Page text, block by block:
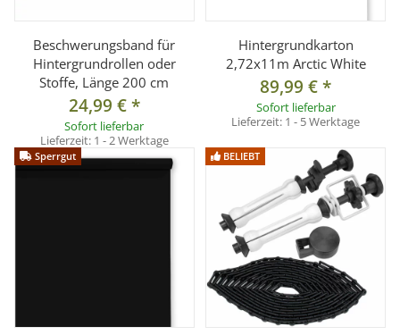
Beschwerungsband für
Hintergrundrollen oder
Stoffe, Länge 200 cm
24,99 €*
Sofort lieferbar
Lieferzeit: 1 - 2 Werktage
Hintergrundkarton
2,72x11m Arctic White
89,99 €*
Sofort lieferbar
Lieferzeit: 1 - 5 Werktage
Sperrgut BELIEBT